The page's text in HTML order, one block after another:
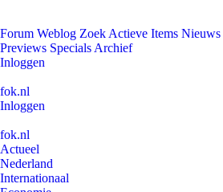
Forum Weblog Zoek Actieve Items Nieuws
Previews Specials Archief
Inloggen
fok.nl
Inloggen
fok.nl
Actueel
Nederland
Internationaal